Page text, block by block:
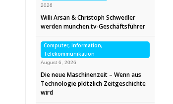
2026
Willi Arsan & Christoph Schwedler
werden münchen.tv-Geschäftsführer
Computer, Information,
Telekommunikation
August 6, 2026
Die neue Maschinenzeit – Wenn aus
Technologie plötzlich Zeitgeschichte
wird